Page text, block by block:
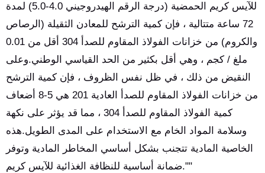
للآيس كريم الحمضية (درجة الرقم الهيدروجيني 4.0-5.0) لمدة
72 ساعة متتالية ، فإن كمية الترشح للمعادن الثقيلة (الرصاص
والكروم) من خزانات الفولاذ المقاوم للصدأ 304 أقل من 0.01
ملغ / كجم ، وهي أقل بكثير من الحد القياسي الوطني.وعلى
النقيض من ذلك ، في ظل نفس الظروف ، فإن كمية الترشح
من خزانات الفولاذ المقاوم للصدأ العادية 201 هي 5-8 أضعاف
كمية الفولاذ المقاوم للصدأ 304 ، مما قد يؤثر على نكهة
وسلامة المواد الخام مع الاستخدام على المدى الطويل.هذه
الخاصية المادية تتجنب بشكل أساسي المخاطر المادية وتوفر
ضمانة أساسية للنظافة الغذائية للآيس كريم.""